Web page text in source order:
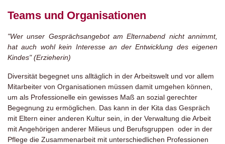
Teams und Organisationen
"Wer unser Gesprächsangebot am Elternabend nicht annimmt,
hat auch wohl kein Interesse an der Entwicklung des eigenen
Kindes" (Erzieherin)
Diversität begegnet uns alltäglich in der Arbeitswelt und vor allem
Mitarbeiter von Organisationen müssen damit umgehen können,
um als Professionelle ein gewisses Maß an sozial gerechter
Begegnung zu ermöglichen. Das kann in der Kita das Gespräch
mit Eltern einer anderen Kultur sein, in der Verwaltung die Arbeit
mit Angehörigen anderer Milieus und Berufsgruppen oder in der
Pflege die Zusammenarbeit mit unterschiedlichen Professionen